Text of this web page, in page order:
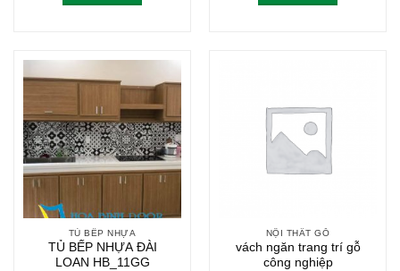
TỦ BẾP NHỰA
TỦ BẾP NHỰA ĐÀI
LOAN HB_11GG
NỘI THẤT GỖ
vách ngăn trang trí gỗ
công nghiệp